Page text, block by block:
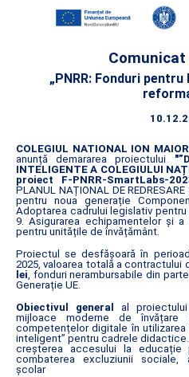
Comunicat
„PNRR: Fonduri
COLEGIUL NATIONAL ION
anunță demararea proiectului
INTELIGENTE A COLEGIULUI
proiect F-PNRR-SmartLabs-
PLANUL NAȚIONAL DE
pentru noua generație
Adoptarea cadrului legislativ
9. Asigurarea echipamentelor și
pentru unitățile de învățământ.
Proiectul se desfășoară în
2025, valoarea totală a contractului
lei, fonduri nerambursabile din
Generație UE.
Obiectivul general
al
mijloace moderne de învățare
competențelor digitale în
inteligent” pentru cadrele
creșterea accesului la educație
combaterea excluziunii sociale,
școlar